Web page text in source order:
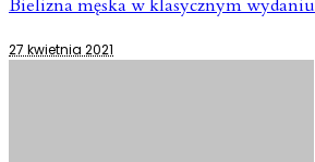
Bielizna męska w klasycznym wydaniu
27 kwietnia 2021